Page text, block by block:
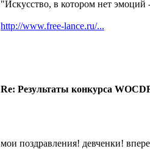
"Искусство, в котором нет
http://www.free-lance.ru/...
Re: Результаты конкурса
мои поздравления! девченки!